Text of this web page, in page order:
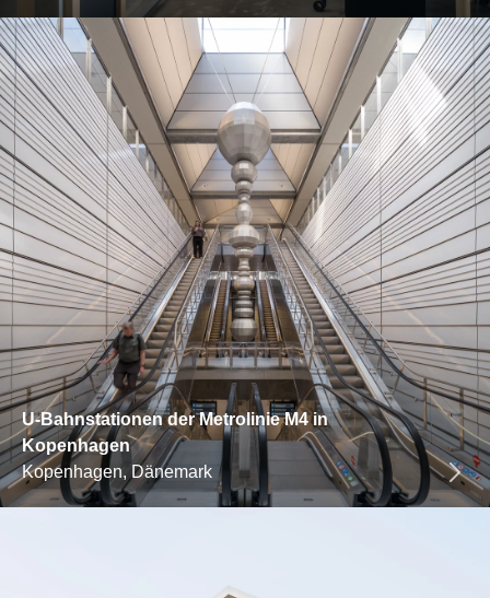
U-Bahnstationen der Metrolinie M4 in
Kopenhagen
Kopenhagen, Dänemark